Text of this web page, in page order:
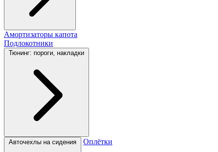
Амортизаторы капота
Подлокотники
Тюнинг: пороги, накладки
Авточехлы на сидения Оплётки